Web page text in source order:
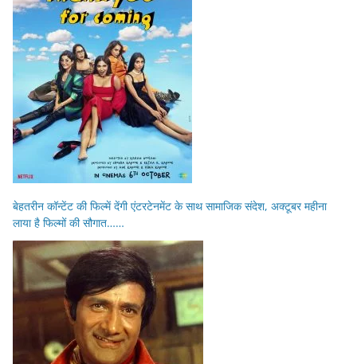
बेहतरीन कॉन्टेंट की फिल्में देंगी एंटरटेनमेंट के साथ सामाजिक संदेश, अक्टूबर महीना
लाया है फिल्मों की सौगात……